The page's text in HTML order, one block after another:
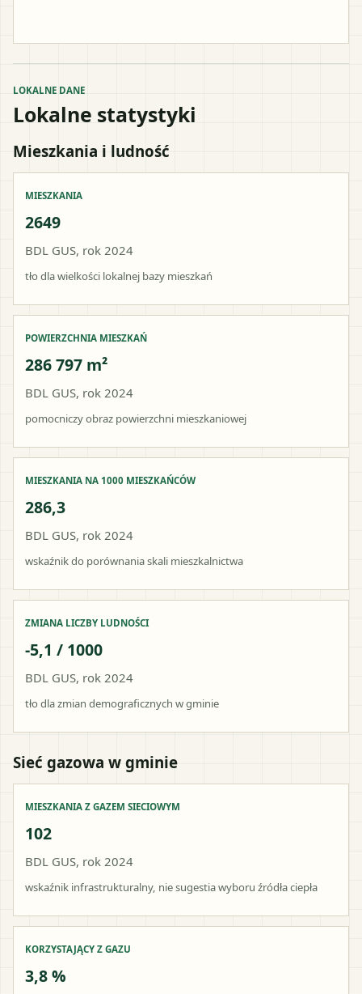
LOKALNE DANE
Lokalne statystyki
Mieszkania i ludność
MIESZKANIA
2649
BDL GUS, rok 2024
tło dla wielkości lokalnej bazy mieszkań
POWIERZCHNIA MIESZKAŃ
286 797 m²
BDL GUS, rok 2024
pomocniczy obraz powierzchni mieszkaniowej
MIESZKANIA NA 1000 MIESZKAŃCÓW
286,3
BDL GUS, rok 2024
wskaźnik do porównania skali mieszkalnictwa
ZMIANA LICZBY LUDNOŚCI
-5,1 / 1000
BDL GUS, rok 2024
tło dla zmian demograficznych w gminie
Sieć gazowa w gminie
MIESZKANIA Z GAZEM SIECIOWYM
102
BDL GUS, rok 2024
wskaźnik infrastrukturalny, nie sugestia wyboru źródła ciepła
KORZYSTAJĄCY Z GAZU
3,8 %